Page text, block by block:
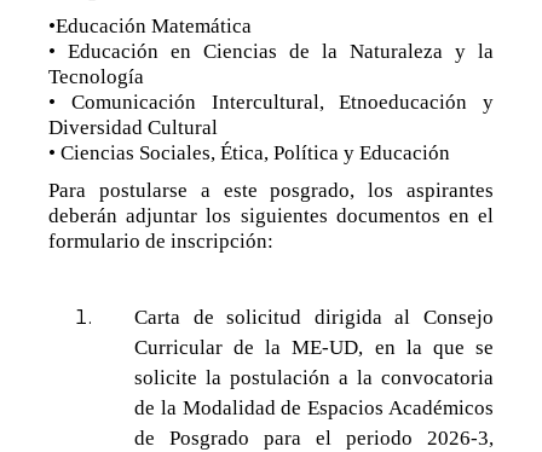
•Educación Matemática
• Educación en Ciencias de la Naturaleza y la
Tecnología
• Comunicación Intercultural, Etnoeducación y
Diversidad Cultural
• Ciencias Sociales, Ética, Política y Educación
Para postularse a este posgrado, los aspirantes
deberán adjuntar los siguientes documentos en el
formulario de inscripción:
Carta de solicitud dirigida al Consejo
Curricular de la ME-UD, en la que se
solicite la postulación a la convocatoria
de la Modalidad de Espacios Académicos
de Posgrado para el periodo 2026-3,